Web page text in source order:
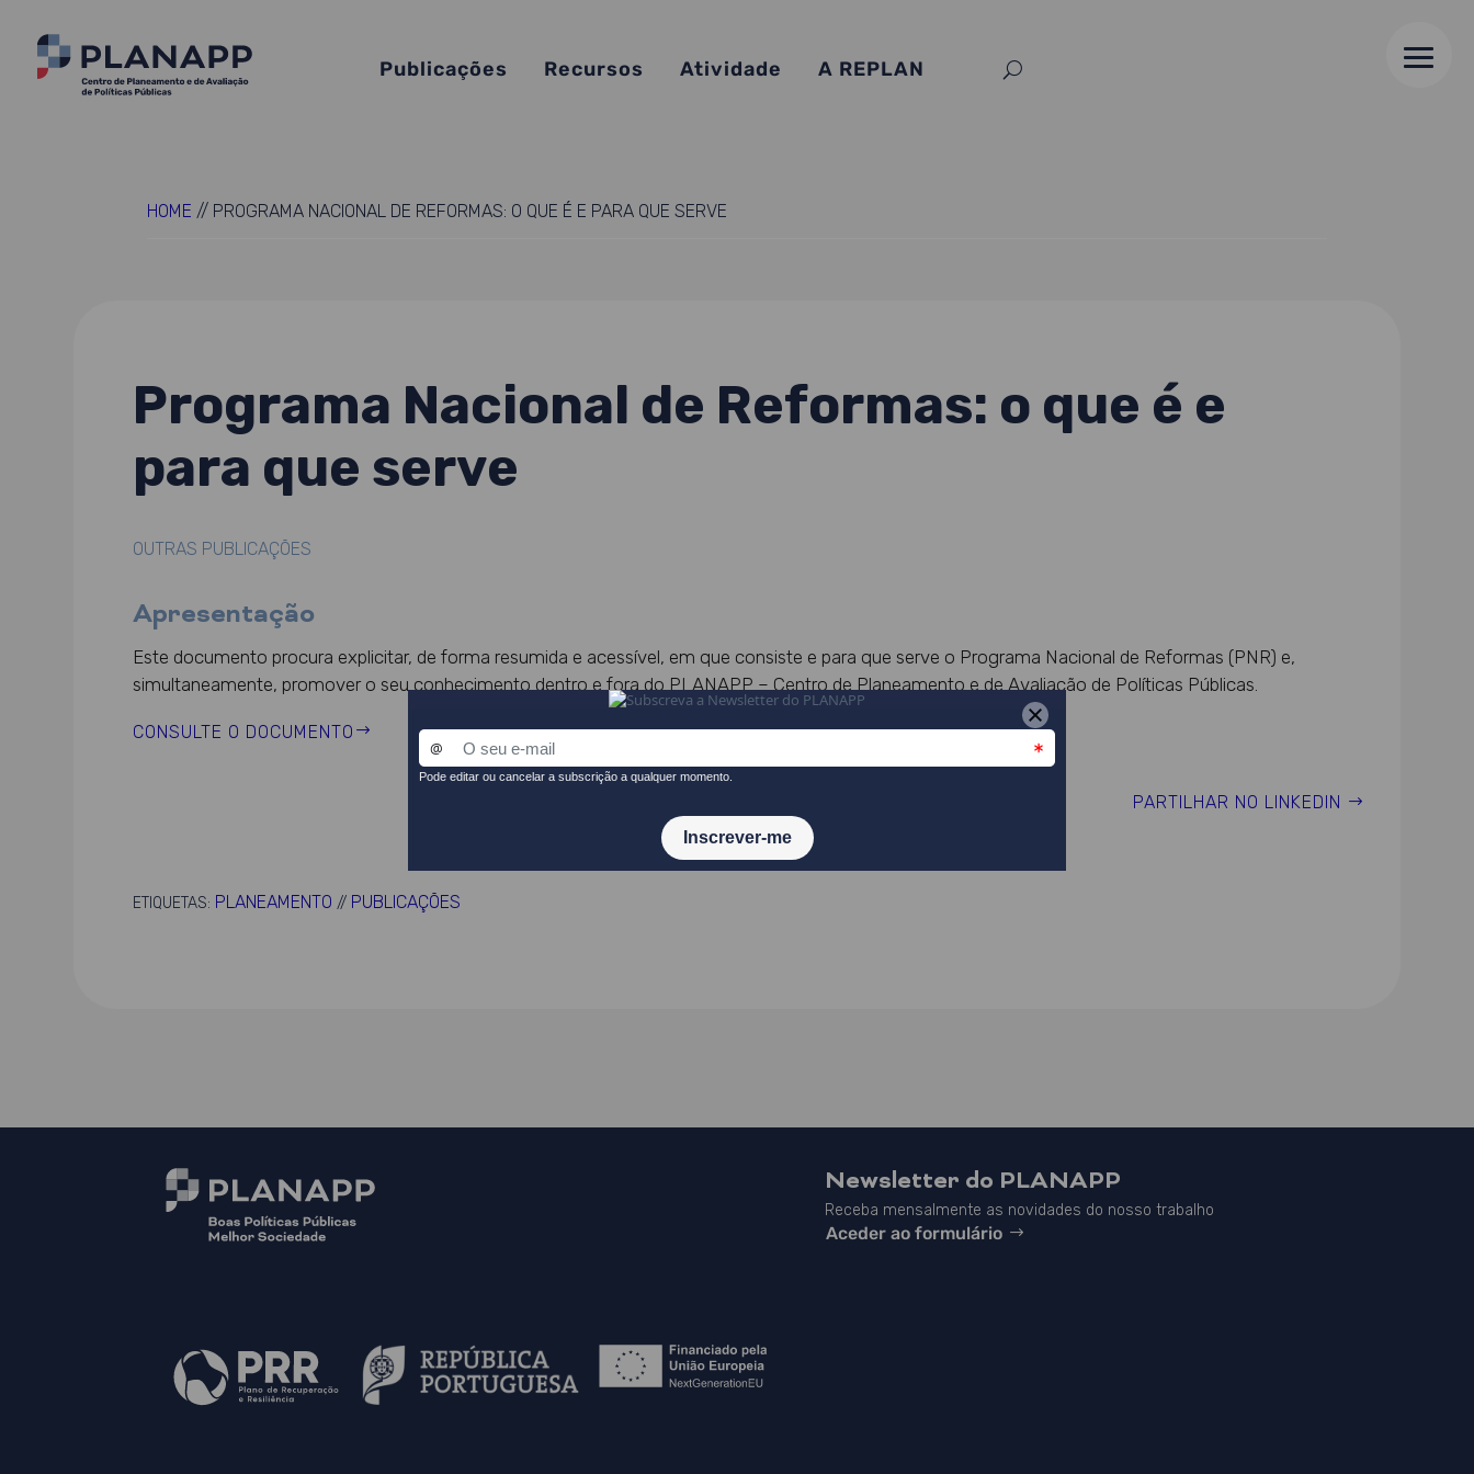
Publicações Recursos Atividade A REPLAN
HOME // PROGRAMA NACIONAL DE REFORMAS: O QUE É E PARA QUE SERVE
Programa Nacional de Reformas: o que é e
para que serve
OUTRAS PUBLICAÇÕES
Apresentação
Este documento procura explicitar, de forma resumida e acessível, em que consiste e para que serve o Programa Nacional de Reformas (PNR) e,
simultaneamente, promover o seu conhecimento dentro e fora do PLANAPP – Centro de Planeamento e de Avaliação de Políticas Públicas.
CONSULTE O DOCUMENTO
PARTILHAR NO LINKEDIN
ETIQUETAS: PLANEAMENTO // PUBLICAÇÕES
Newsletter do PLANAPP
Receba mensalmente as novidades do nosso trabalho
Aceder ao formulário